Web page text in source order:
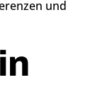
und